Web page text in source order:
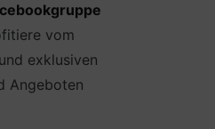
vom
exklusiven
Angeboten